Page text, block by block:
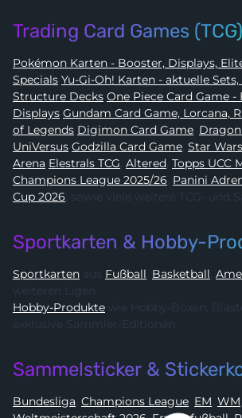
Trading Card Games (TCG)
Pokémon Karten - Booster, Displays, Elite Trainer Boxen &
Specials Yu-Gi-Oh! Karten - aktuelle Sets, Core Booster &
Structure Decks One Piece Card Game - Booster &
Displays Gundam Card Game, Lorcana, Riftbound: League
of Legends
Digimon Card Game,
UniVersus
Godzilla Card Game, Star
Arena
Elestrals TCG, Altered, Topps UCC
Champions League 2025/26, Panini
Cup 2026, sowie viele weitere TCG- und
Sportkarten & Hobby-
Sportkarten aus Fußball, Basketball,
weiteren Ligen
Hobby-Produkte
exklusive Sammler-Editionen
Sammelsticker &
Bundesliga, Champions League, EM, WM,